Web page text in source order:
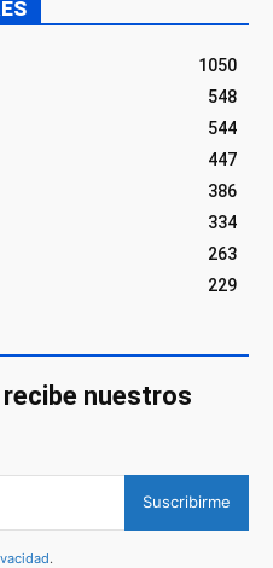
1050
548
544
447
386
334
263
229
nuestros
Suscribirme
.